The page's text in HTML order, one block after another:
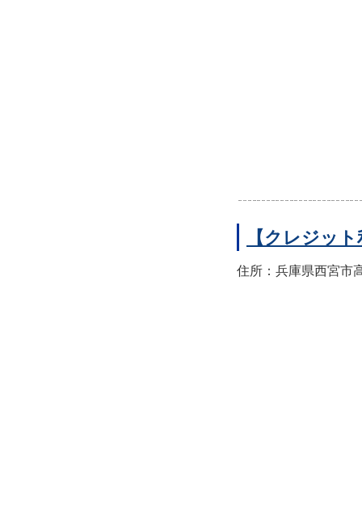
【クレジッ
住所：兵庫県西宮市